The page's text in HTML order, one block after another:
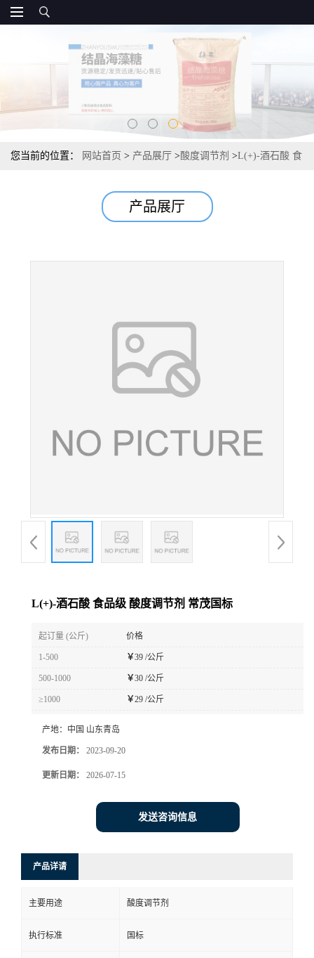
您当前的位置： 网站首页 > 产品展厅 >酸度调节剂 >L(+)-酒石酸 食
产品展厅
L(+)-酒石酸 食品级 酸度调节剂 常茂国标
起订量 (公斤) 价格
1-500 ￥39 /公斤
500-1000 ￥30 /公斤
≥1000 ￥29 /公斤
产地： 中国 山东青岛
发布日期： 2023-09-20
更新日期： 2026-07-15
发送咨询信息
产品详请
主要用途 酸度调节剂
执行标准 国标